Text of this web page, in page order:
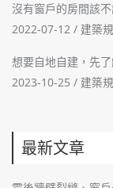
沒有窗戶的房間該
2022-07-12 / 建築
想要自地自建，先
2023-10-25 / 建築
最新文章